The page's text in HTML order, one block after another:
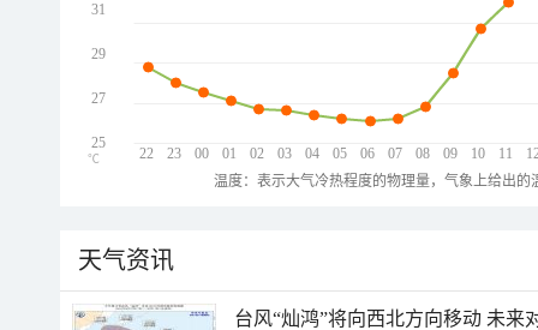
22 23 00 01 02 03 04 05 06 07 08 09 10 11
31
29
27
25
℃
温度：表示大气冷热程度的物理量，气象上给出
天气资讯
台风“灿鸿”将向西北方向移动 未来